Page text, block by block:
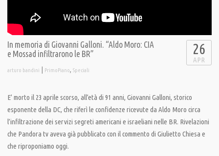
In memoria di Giovanni Galloni. “Aldo Moro: CIA
e Mossad infiltrarono le BR”
arturo bandini | PrimoPiano, Speciali
26
APR
E’ morto il 23 aprile scorso, all’età di 91 anni, Giovanni Galloni, storico
esponente della DC, che riferì le confidenze ricevute da Aldo Moro circa
l’infiltrazione dei servizi segreti americani e israeliani nelle BR. Rivelazioni
che Pandora tv aveva già pubblicato con il commento di Giulietto Chiesa e
che riproponiamo oggi.